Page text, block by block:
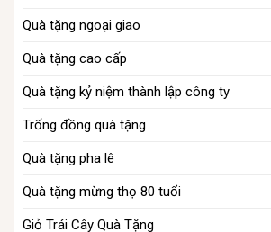
Quà tặng ngoại giao​
Quà tặng cao cấp
Quà tặng kỷ niệm thành lập công ty
Trống đồng quà tặng
Quà tặng pha lê
Quà tặng mừng thọ 80 tuổi
Giỏ Trái Cây Quà Tặng